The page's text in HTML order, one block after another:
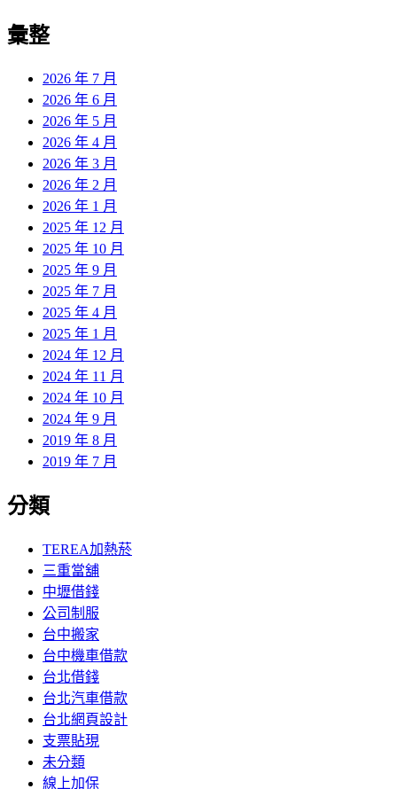
彙整
2026 年 7 月
2026 年 6 月
2026 年 5 月
2026 年 4 月
2026 年 3 月
2026 年 2 月
2026 年 1 月
2025 年 12 月
2025 年 10 月
2025 年 9 月
2025 年 7 月
2025 年 4 月
2025 年 1 月
2024 年 12 月
2024 年 11 月
2024 年 10 月
2024 年 9 月
2019 年 8 月
2019 年 7 月
分類
TEREA加熱菸
三重當舖
中壢借錢
公司制服
台中搬家
台中機車借款
台北借錢
台北汽車借款
台北網頁設計
支票貼現
未分類
線上加保